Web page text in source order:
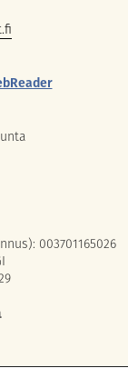
003701165026